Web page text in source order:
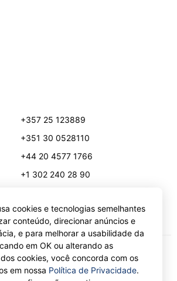
+357 25 123889
+351 30 0528110
+44 20 4577 1766
+1 302 240 28 90
57 Spyrou Kyprianou,Lárnaca 6051
cookies e tecnologias semelhantes
conteúdo, direcionar anúncios e
e para melhorar a usabilidade da
em OK ou alterando as
cookies, você concorda com os
em nossa Política de Privacidade.